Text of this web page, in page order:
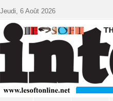
Jeudi, 6 Août 2026